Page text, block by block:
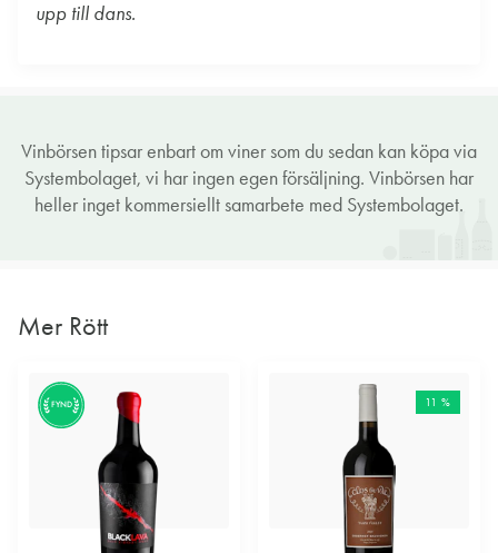
upp till dans.
Vinbörsen tipsar enbart om viner som du sedan kan köpa via
Systembolaget, vi har ingen egen försäljning. Vinbörsen har
heller inget kommersiellt samarbete med Systembolaget.
Mer Rött
FYND 11 %